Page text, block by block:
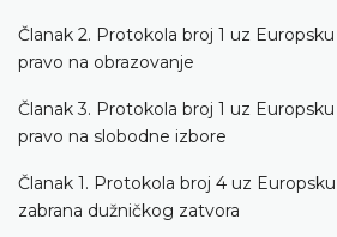
Članak 2. Protokola broj 1 uz
pravo na obrazovanje
Članak 3. Protokola broj 1 uz
pravo na slobodne izbore
Članak 1. Protokola broj 4 uz
zabrana dužničkog zatvora